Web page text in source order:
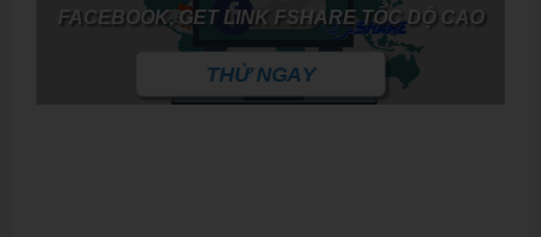
FACEBOOK, GET LINK FSHARE TỐC DỘ CAO
THỬ NGAY